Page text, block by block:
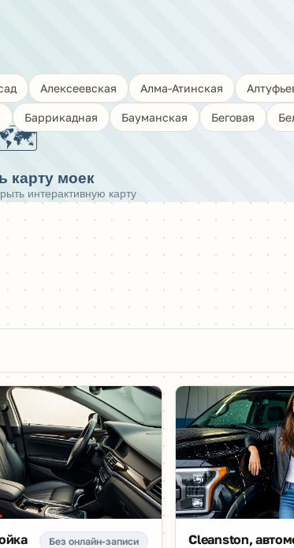
карту моек
интерактивную карту
Алексеевская Алма-Атинская
Баррикадная Бауманская Беговая
Без онлайн-записи Cleanston,